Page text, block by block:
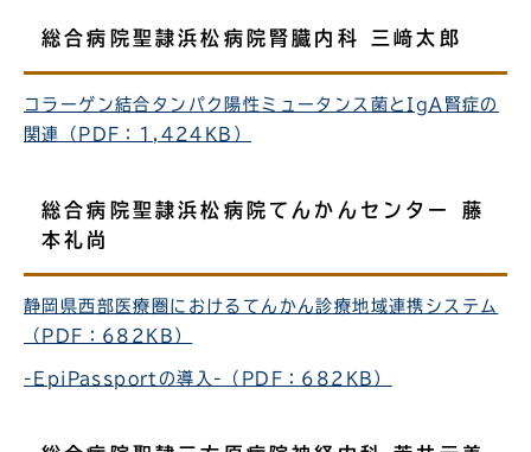
総合病院聖隷浜松病院腎臓内科 三﨑太郎
コラーゲン結合タンパク陽性ミュータンス菌とIgA腎症の
関連（PDF：1,424KB）
総合病院聖隷浜松病院てんかんセンター 藤
本礼尚
静岡県西部医療圏におけるてんかん診療地域連携システム
（PDF：682KB）
-EpiPassportの導入-（PDF：682KB）